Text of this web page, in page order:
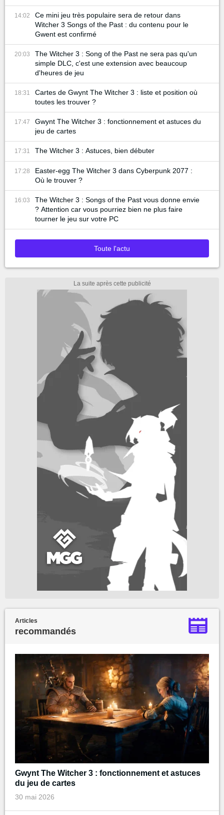
14:02
Ce mini jeu très populaire sera de retour dans
Witcher 3 Songs of the Past : du contenu pour le
Gwent est confirmé
20:03
The Witcher 3 : Song of the Past ne sera pas qu'un
simple DLC, c'est une extension avec beaucoup
d'heures de jeu
18:31
Cartes de Gwynt The Witcher 3 : liste et position où
toutes les trouver ?
17:47
Gwynt The Witcher 3 : fonctionnement et astuces du
jeu de cartes
17:31 The Witcher 3 : Astuces, bien débuter
17:28
Easter-egg The Witcher 3 dans Cyberpunk 2077 :
Où le trouver ?
16:03
The Witcher 3 : Songs of the Past vous donne envie
? Attention car vous pourriez bien ne plus faire
tourner le jeu sur votre PC
Toute l'actu
Articles
recommandés
Gwynt The Witcher 3 : fonctionnement et astuces
du jeu de cartes
30 mai 2026